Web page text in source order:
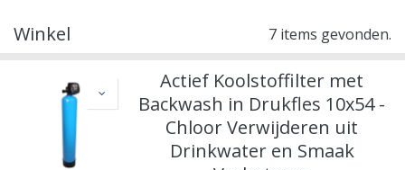
Winkel 7 items gevonden.
Actief Koolstoffilter met
Backwash in Drukfles 10x54 -
Chloor Verwijderen uit
Drinkwater en Smaak